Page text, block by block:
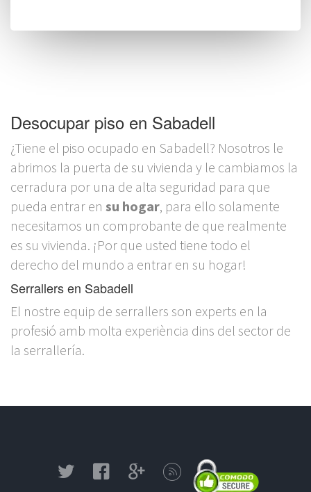
Desocupar piso en Sabadell
¿Tiene el piso ocupado en Sabadell? Nosotros le
abrimos la puerta de su vivienda y le cambiamos la
cerradura por una de alta seguridad para que
pueda entrar en su hogar, para ello solamente
necesitamos un comprobante de que realmente
es su vivienda. ¡Por que usted tiene todo el
derecho del mundo a entrar en su hogar!
Serrallers en Sabadell
El nostre equip de serrallers son experts en la
profesió amb molta experiència dins del sector de
la serrallería.